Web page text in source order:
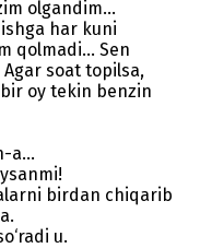
olgandim...
har kuni
qolmadi... Sen
soat topilsa,
oy tekin benzin
a...
birdan chiqarib
u.